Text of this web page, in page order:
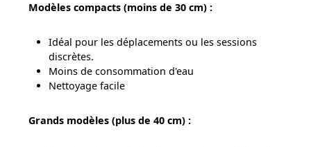
Modèles compacts (moins de 30 cm) :
Idéal pour les déplacements ou les sessions
discrètes.
Moins de consommation d'eau
Nettoyage facile
Grands modèles (plus de 40 cm) :